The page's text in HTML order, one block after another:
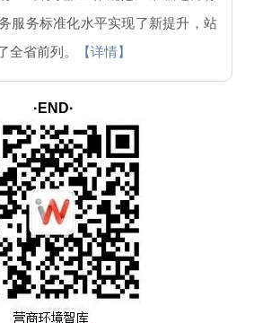
服务标准化水平实现了新提升，站
全省前列。
【详情】
·END·